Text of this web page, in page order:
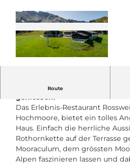
w
e
i
d
_
S
Route
Leckeres Mittagsmenü auf der
geniessen.
Das Erlebnis-Restaurant
Hochmoore, bietet ein tolles
Haus. Einfach die herrliche
Rothornkette auf der Terrasse
Mooraculum, dem grössten
Alpen faszinieren lassen und